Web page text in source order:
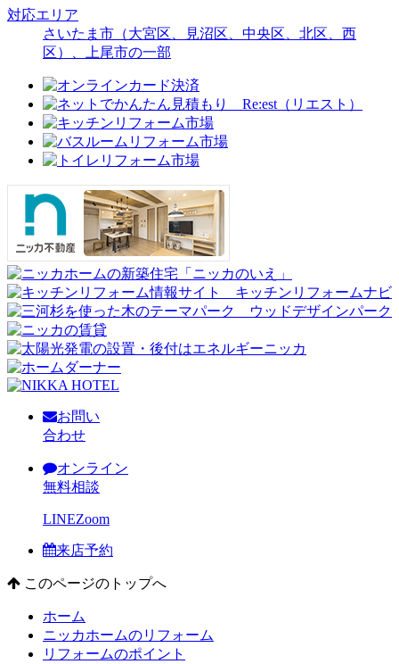
対応エリア
さいたま市（大宮区、見沼区、中央区、北区、西
区）、上尾市の一部
お問い
合わせ
オンライン
無料相談
LINEZoom
来店予約
このページのトップへ
ホーム
ニッカホームのリフォーム
リフォームのポイント